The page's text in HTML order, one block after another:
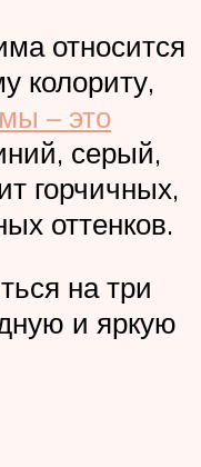
относится
колориту,
– это
серый,
горчичных,
оттенков.
на три
и яркую